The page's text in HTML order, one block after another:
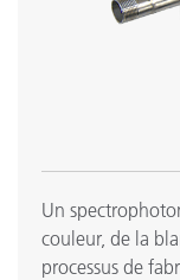
Un
couleur, de la
processus de